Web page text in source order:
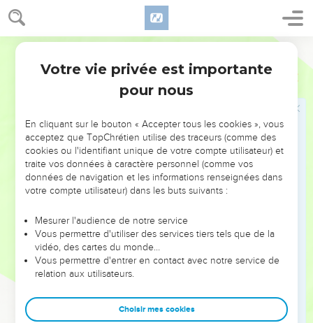
Lévitique 16
septième mois, le 10 du mois, vous jeûnez et vous ne
travaillez pas, vous, les Israélites, comme les étrangers
installés chez vous.
En effet, ce jour-là, on fait sur vous le geste du pardon
pour vos péchés pour vous rendre purs. Ainsi, ce jour-là,
vous êtes purifiés de tous vos péchés devant le SEIGNEUR.
vous jeûnez. Cette règle est valable pour toujours.
« Plus tard, celui qui fera le geste du pardon des péchés et
de la purification, ce sera le prêtre consacré avec de l’huile
et établi pour être grand-prêtre à la place de son père. Il
Il fera la cérémonie de purification du lieu très saint, de la
tente de la rencontre et de l’autel. Il fera la cérémonie du
pardon des péchés pour les prêtres et pour toute la
communauté d’Israël.
« C’est une règle pour toujours. Vous devez la suivre pour
recevoir, une fois par an, le pardon de tous les péchés des
Votre vie privée est importante
pour nous
En cliquant sur le bouton « Accepter tous les cookies », vous
acceptez que TopChrétien utilise des traceurs (comme des
cookies ou l'identifiant unique de votre compte utilisateur) et
traite vos données à caractère personnel (comme vos
données de navigation et les informations renseignées dans
votre compte utilisateur) dans les buts suivants :
Mesurer l'audience de notre service
Vous permettre d'utiliser des services tiers tels que de la
vidéo, des cartes du monde…
Vous permettre d'entrer en contact avec notre service de
relation aux utilisateurs.
Choisir mes cookies